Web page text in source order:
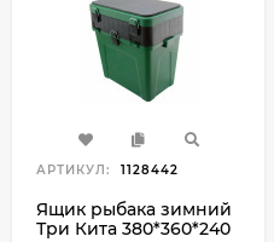
АРТИКУЛ: 1128442
Ящик рыбака зимний
Три Кита 380*360*240